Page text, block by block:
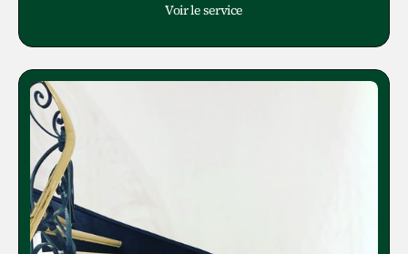
Voir le service